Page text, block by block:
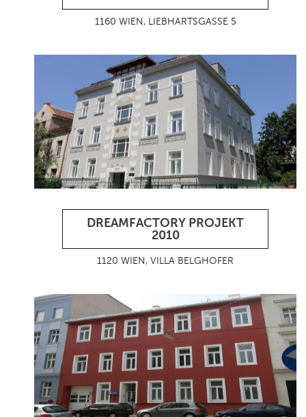
1160 WIEN, LIEBHARTSGASSE 5
DREAMFACTORY PROJEKT
2010
1120 WIEN, VILLA BELGHOFER